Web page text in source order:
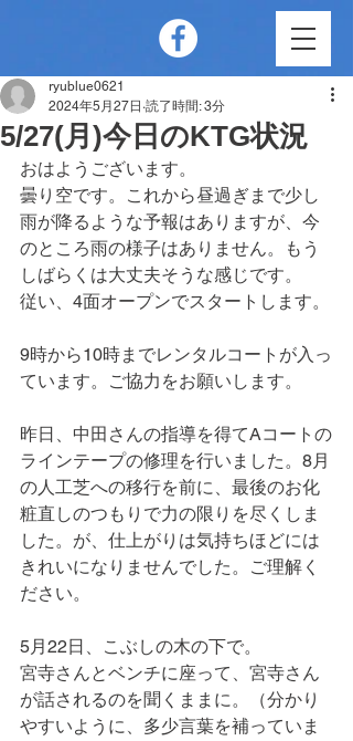
5/27(月)今日のKTG状況
ryublue0621
2024年5月27日 読了時間: 3分
おはようございます。
曇り空です。これから昼過ぎまで少し
雨が降るような予報はありますが、今
のところ雨の様子はありません。もう
しばらくは大丈夫そうな感じです。
従い、4面オープンでスタートします。
9時から10時までレンタルコートが入っ
ています。ご協力をお願いします。
昨日、中田さんの指導を得てAコートの
ラインテープの修理を行いました。8月
の人工芝への移行を前に、最後のお化
粧直しのつもりで力の限りを尽くしま
した。が、仕上がりは気持ちほどには
きれいになりませんでした。ご理解く
ださい。
5月22日、こぶしの木の下で。
宮寺さんとベンチに座って、宮寺さん
が話されるのを聞くままに。（分かり
やすいように、多少言葉を補っていま